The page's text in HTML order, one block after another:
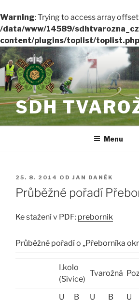
Warning: Trying to access array
/data/www/14589/
content/plugins/toplist/toplist.php
Přejít
k
obsahu
webu
SDH
Menu
PUBLIKOVÁNO
25. 8. 2014 OD JAN DANĚK
Průběžné pořadí
Ke stažení v PDF: prebornik
Průběžné pořadí o „Přeborníka
I.kolo
(Sivice)
Tvarožná
U
B U B U